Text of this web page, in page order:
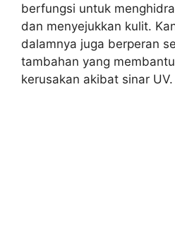
berfungsi untuk
dan menyejukkan kulit.
dalamnya juga berperan
tambahan yang
kerusakan akibat sinar UV.